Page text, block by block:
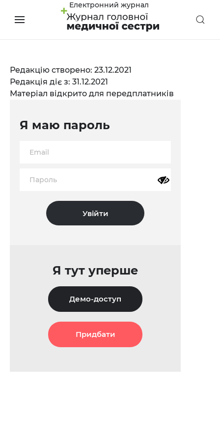
Електронний журнал
Редакцію створено: 23.12.2021
Редакція діє з: 31.12.2021
Матеріал відкрито для передплатників
Я маю пароль
Я тут уперше
Демо-доступ
Придбати